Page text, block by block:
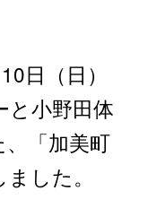
日（日）
と小野田体
「加美町
した。